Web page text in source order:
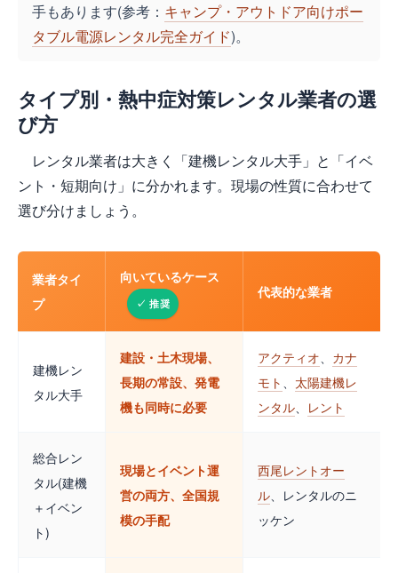
手もあります(参考： キャンプ・アウトドア向けポー
タブル電源レンタル完全ガイド)。
タイプ別・熱中症対策レンタル業者の選
び方
レンタル業者は大きく「建機レンタル大手」と「イベ
ント・短期向け」に分かれます。現場の性質に合わせて
選び分けましょう。
業者タイ
プ
向いているケース
代表的な業者
建機レン
タル大手
建設・土木現場、
長期の常設、発電
機も同時に必要
アクティオ、 カナ
モト 、 太陽建機レ
ンタル、 レント
総合レン
タル(建機
＋イベン
ト)
現場とイベント運
営の両方、全国規
模の手配
西尾レントオー
ル、レンタルのニ
ッケン